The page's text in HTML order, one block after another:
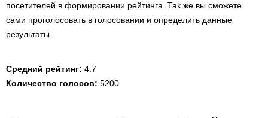
посетителей в формировании рейтинга. Так же вы сможете
сами проголосовать в голосовании и определить данные
результаты.
Средний рейтинг: 4.7
Количество голосов: 5200